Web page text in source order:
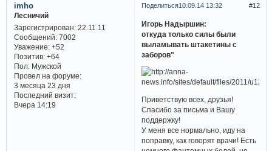
Поделиться 12
10.09.14 13:32
imho
Лесничий
Зарегистрирован: 22.11.11
Сообщений:7002
Уважение: +52
Позитив: +64
Пол:Мужской
Провел на форуме:
3 месяца 23 дня
Последний визит:
Вчера 14:19
Игорь Надыршин:
откуда только силы были
выламывать штакетины с
заборов"
Приветствую всех, друзья!
Спасибо за письма и Вашу
поддержку!
У меня все нормально, иду на
поправку, как говорят врачи! Есть